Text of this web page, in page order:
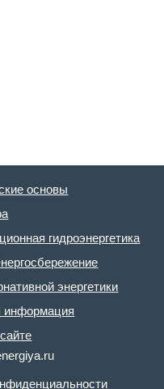
основы
гидроэнергетика
энергетики
информация